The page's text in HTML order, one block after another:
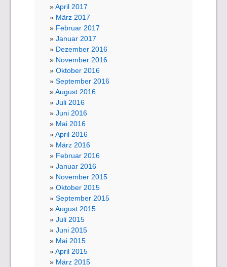
April 2017
März 2017
Februar 2017
Januar 2017
Dezember 2016
November 2016
Oktober 2016
September 2016
August 2016
Juli 2016
Juni 2016
Mai 2016
April 2016
März 2016
Februar 2016
Januar 2016
November 2015
Oktober 2015
September 2015
August 2015
Juli 2015
Juni 2015
Mai 2015
April 2015
März 2015